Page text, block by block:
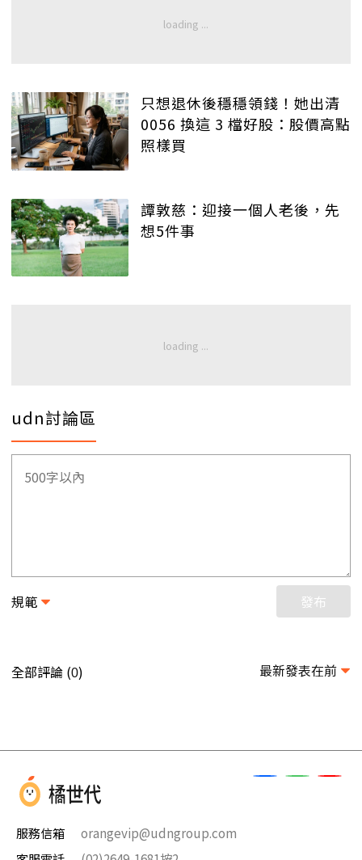
只想退休後穩穩領錢！她出清
0056 換這 3 檔好股：股價高點
照樣買
譚敦慈：迎接一個人老後，先
想5件事
udn討論區
規範 發布
全部評論 (0) 最新發表在前
服務信箱
orangevip@udngroup.com